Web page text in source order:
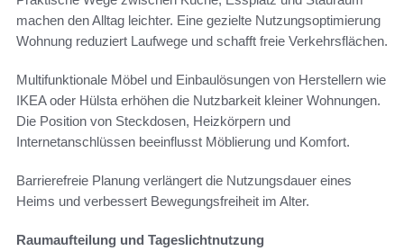
machen den Alltag leichter. Eine gezielte Nutzungsoptimierung
Wohnung reduziert Laufwege und schafft freie Verkehrsflächen.
Multifunktionale Möbel und Einbaulösungen von Herstellern wie
IKEA oder Hülsta erhöhen die Nutzbarkeit kleiner Wohnungen.
Die Position von Steckdosen, Heizkörpern und
Internetanschlüssen beeinflusst Möblierung und Komfort.
Barrierefreie Planung verlängert die Nutzungsdauer eines
Heims und verbessert Bewegungsfreiheit im Alter.
Raumaufteilung und Tageslichtnutzung